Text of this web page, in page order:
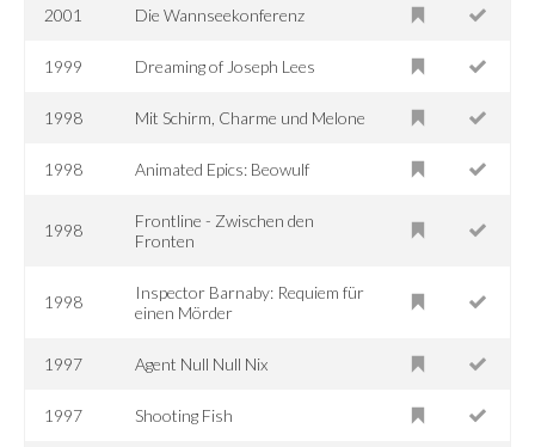
2001 Die Wannseekonferenz
1999 Dreaming of Joseph Lees
1998 Mit Schirm, Charme und Melone
1998 Animated Epics: Beowulf
1998
Frontline - Zwischen den
Fronten
1998
Inspector Barnaby: Requiem für
einen Mörder
1997 Agent Null Null Nix
1997 Shooting Fish